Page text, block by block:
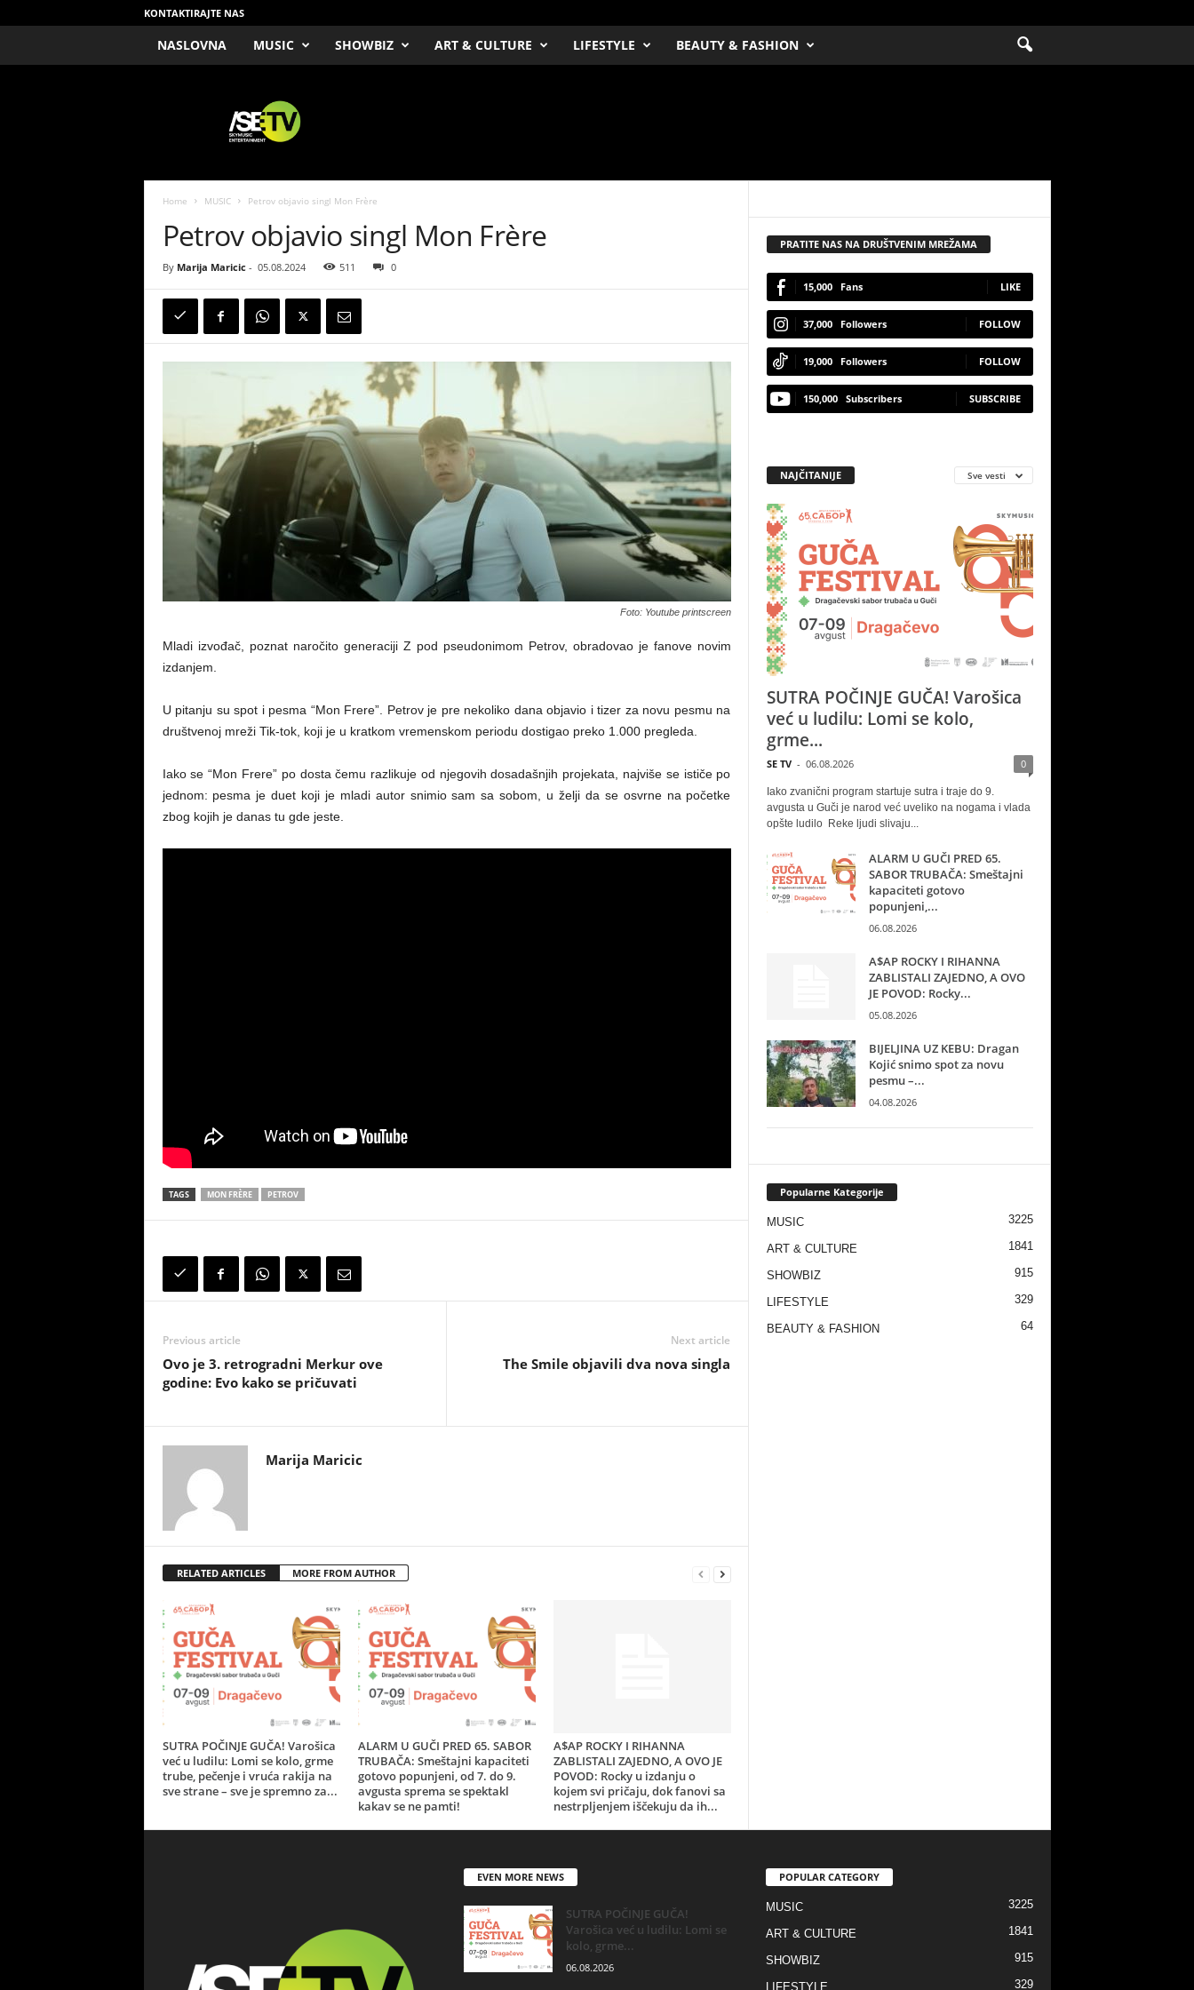
KONTAKTIRAJTE NAS
NASLOVNA MUSIC SHOWBIZ ART & CULTURE LIFESTYLE BEAUTY & FASHION
Home MUSIC Petrov objavio singl Mon Frère​
Petrov objavio singl Mon Frère​
By Marija Maricic- 05.08.2024 511 0
Foto: Youtube printscreen
Mladi izvođač, poznat naročito generaciji Z pod pseudonimom Petrov, obradovao je fanove novim
izdanjem.
U pitanju su spot i pesma “Mon Frere”. Petrov je pre nekoliko dana objavio i tizer za novu pesmu na
društvenoj mreži Tik-tok, koji je u kratkom vremenskom periodu dostigao preko 1.000 pregleda.
Iako se “Mon Frere” po dosta čemu razlikuje od njegovih dosadašnjih projekata, najviše se ističe po
jednom: pesma je duet koji je mladi autor snimio sam sa sobom, u želji da se osvrne na početke
zbog kojih je danas tu gde jeste.
TAGS MON FRÈRE PETROV
Previous article
Ovo je 3. retrogradni Merkur ove
godine: Evo kako se pričuvati
Next article
The Smile objavili dva nova singla
Marija Maricic
RELATED ARTICLES MORE FROM AUTHOR
SUTRA POČINJE GUČA! Varošica
već u ludilu: Lomi se kolo, grme
trube, pečenje i vruća rakija na
sve strane – sve je spremno za...
ALARM U GUČI PRED 65. SABOR
TRUBAČA: Smeštajni kapaciteti
gotovo popunjeni, od 7. do 9.
avgusta sprema se spektakl
kakav se ne pamti!
A$AP ROCKY I RIHANNA
ZABLISTALI ZAJEDNO, A OVO JE
POVOD: Rocky u izdanju o
kojem svi pričaju, dok fanovi sa
nestrpljenjem iščekuju da ih...
PRATITE NAS NA DRUŠTVENIM MREŽAMA
15,000 Fans LIKE
37,000 Followers FOLLOW
19,000 Followers FOLLOW
150,000 Subscribers SUBSCRIBE
NAJČITANIJE Sve vesti
SUTRA POČINJE GUČA! Varošica
već u ludilu: Lomi se kolo,
grme...
SE TV - 06.08.2026 0
Iako zvanični program startuje sutra i traje do 9.
avgusta u Guči je narod već uveliko na nogama i vlada
opšte ludilo Reke ljudi slivaju...
ALARM U GUČI PRED 65.
SABOR TRUBAČA: Smeštajni
kapaciteti gotovo
popunjeni,...
06.08.2026
A$AP ROCKY I RIHANNA
ZABLISTALI ZAJEDNO, A OVO
JE POVOD: Rocky...
05.08.2026
BIJELJINA UZ KEBU: Dragan
Kojić snimo spot za novu
pesmu –...
04.08.2026
Popularne Kategorije
MUSIC 3225
ART & CULTURE 1841
SHOWBIZ 915
LIFESTYLE 329
BEAUTY & FASHION 64
EVEN MORE NEWS
SUTRA POČINJE GUČA!
Varošica već u ludilu: Lomi se
kolo, grme...
06.08.2026
POPULAR CATEGORY
MUSIC 3225
ART & CULTURE 1841
SHOWBIZ 915
LIFESTYLE 329